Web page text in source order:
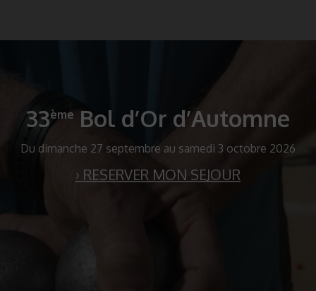
33ème Bol d’Or d’Automne
Du dimanche 27 septembre au samedi 3 octobre 2026
› RESERVER MON SEJOUR